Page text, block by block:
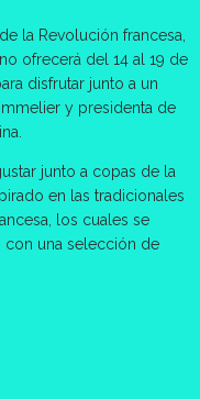
la Revolución francesa,
ofrecerá del 14 al 19 de
disfrutar junto a un
y presidenta de
junto a copas de la
en las tradicionales
los cuales se
con una selección de